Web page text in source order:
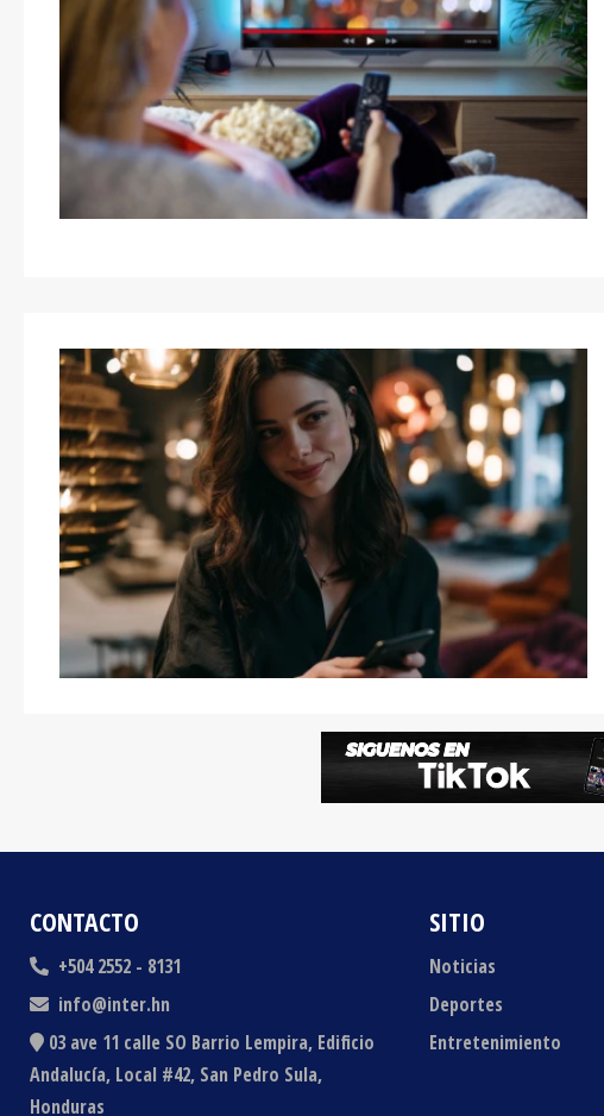
CONTACTO
+504 2552 - 8131
info@inter.hn
03 ave 11 calle SO Barrio Lempira, Edificio
Andalucía, Local #42, San Pedro Sula,
Honduras
SITIO
Noticias
Deportes
Entretenimiento